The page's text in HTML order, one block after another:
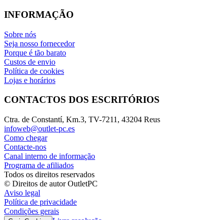
INFORMAÇÃO
Sobre nós
Seja nosso fornecedor
Porque é tão barato
Custos de envio
Política de cookies
Lojas e horários
CONTACTOS DOS ESCRITÓRIOS
Ctra. de Constantí, Km.3, TV-7211, 43204 Reus
infoweb@outlet-pc.es
Como chegar
Contacte-nos
Canal interno de informação
Programa de afiliados
Todos os direitos reservados
© Direitos de autor OutletPC
Aviso legal
Política de privacidade
Condições gerais